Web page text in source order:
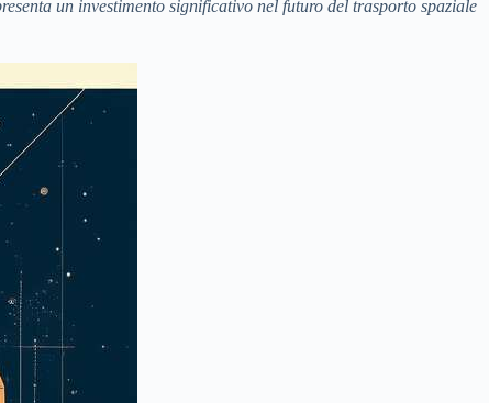
un investimento significativo nel futuro del trasporto spaziale